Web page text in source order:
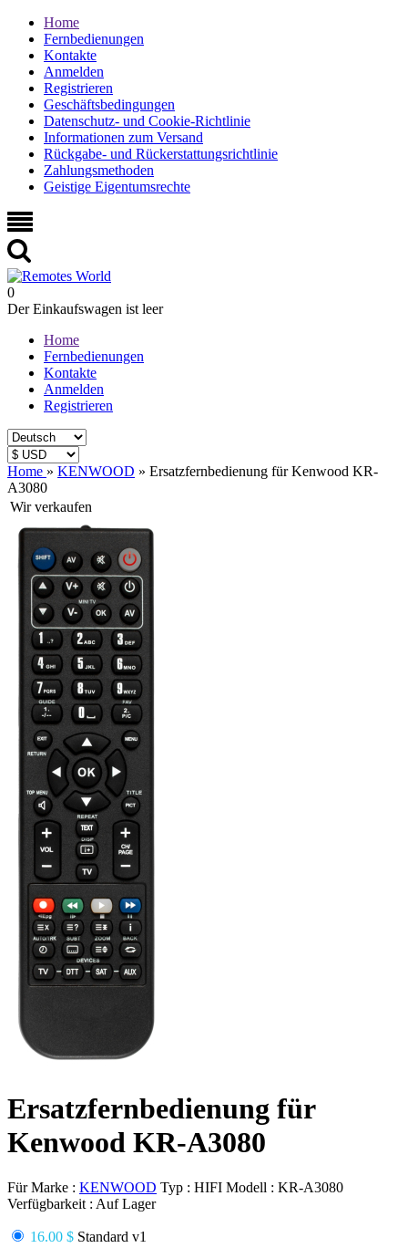
Home
Fernbedienungen
Kontakte
Anmelden
Registrieren
Geschäftsbedingungen
Datenschutz- und Cookie-Richtlinie
Informationen zum Versand
Rückgabe- und Rückerstattungsrichtlinie
Zahlungsmethoden
Geistige Eigentumsrechte
0
Der Einkaufswagen ist leer
Home
Fernbedienungen
Kontakte
Anmelden
Registrieren
Home » KENWOOD » Ersatzfernbedienung für Kenwood KR-
A3080
Wir verkaufen
Ersatzfernbedienung für
Kenwood KR-A3080
Für Marke : KENWOOD Typ : HIFI Modell : KR-A3080
Verfügbarkeit : Auf Lager
16.00 $ Standard v1